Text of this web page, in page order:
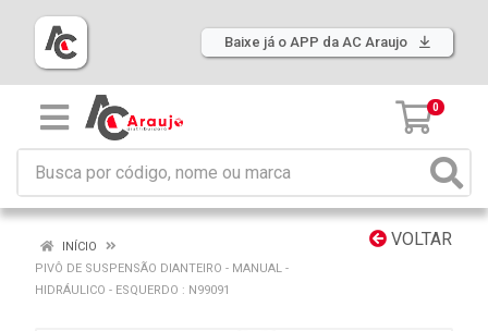
Baixe já o APP da AC Araujo
0
VOLTAR
INÍCIO
PIVÔ DE SUSPENSÃO DIANTEIRO - MANUAL -
HIDRÁULICO - ESQUERDO : N99091